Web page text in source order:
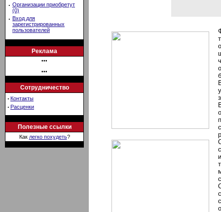
· Организации приобретут
(0)
· Вход для
зарегистрированных
пользователей
Реклама
•••
•••
Сотрудничество
· Контакты
· Расценки
Полезные ссылки
Как легко похудеть?